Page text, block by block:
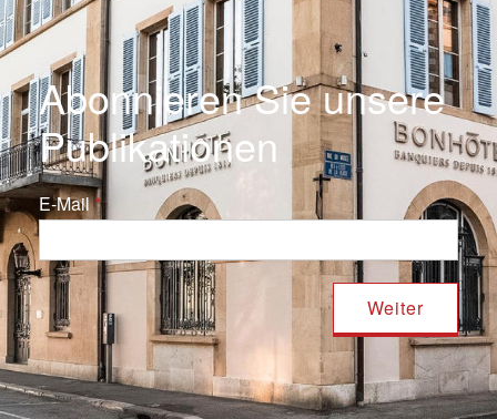
Abonnieren Sie unsere
Publikationen
E-Mail